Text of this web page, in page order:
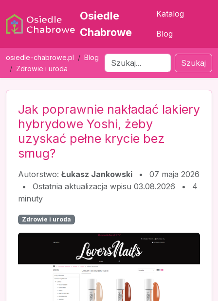
Osiedle
Chabrowe
Katalog
Blog
osiedle-chabrowe.pl
Blog
Zdrowie i uroda
Szukaj
Jak poprawnie nakładać lakiery
hybrydowe Yoshi, żeby
uzyskać pełne krycie bez
smug?
Autorstwo: Łukasz Jankowski •
07 maja 2026
•
Ostatnia aktualizacja wpisu 03.08.2026 •
4
minuty
Zdrowie i uroda